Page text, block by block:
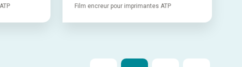
Film encreur pour imprimantes ATP